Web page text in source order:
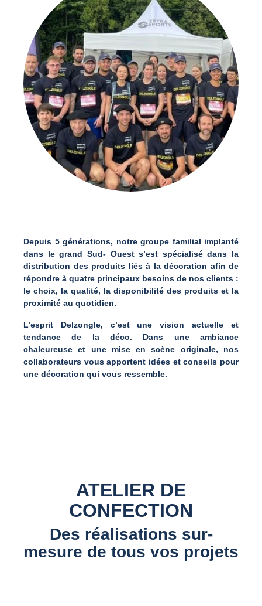
Depuis 5 générations, notre groupe familial implanté
dans le grand Sud- Ouest s’est spécialisé dans la
distribution des produits liés à la décoration afin de
répondre à quatre principaux besoins de nos clients :
le choix, la qualité, la disponibilité des produits et la
proximité au quotidien.
L’esprit Delzongle, c’est une vision actuelle et
tendance de la déco. Dans une ambiance
chaleureuse et une mise en scène originale, nos
collaborateurs vous apportent idées et conseils pour
une décoration qui vous ressemble.
ATELIER DE
CONFECTION
Des réalisations sur-
mesure de tous vos projets